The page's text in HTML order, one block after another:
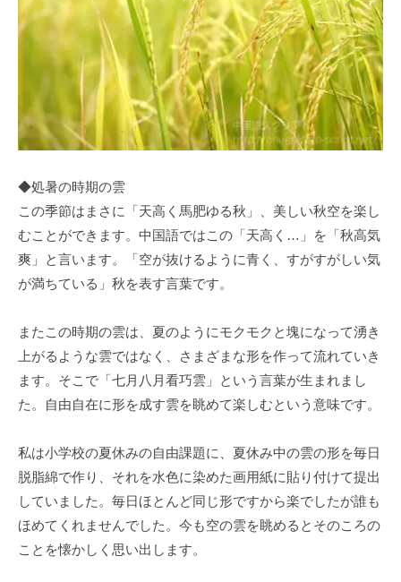
◆処暑の時期の雲
この季節はまさに「天高く馬肥ゆる秋」、美しい秋空を楽し
むことができます。中国語ではこの「天高く…」を「秋高気
爽」と言います。「空が抜けるように青く、すがすがしい気
が満ちている」秋を表す言葉です。
またこの時期の雲は、夏のようにモクモクと塊になって湧き
上がるような雲ではなく、さまざまな形を作って流れていき
ます。そこで「七月八月看巧雲」という言葉が生まれまし
た。自由自在に形を成す雲を眺めて楽しむという意味です。
私は小学校の夏休みの自由課題に、夏休み中の雲の形を毎日
脱脂綿で作り、それを水色に染めた画用紙に貼り付けて提出
していました。毎日ほとんど同じ形ですから楽でしたが誰も
ほめてくれませんでした。今も空の雲を眺めるとそのころの
ことを懐かしく思い出します。